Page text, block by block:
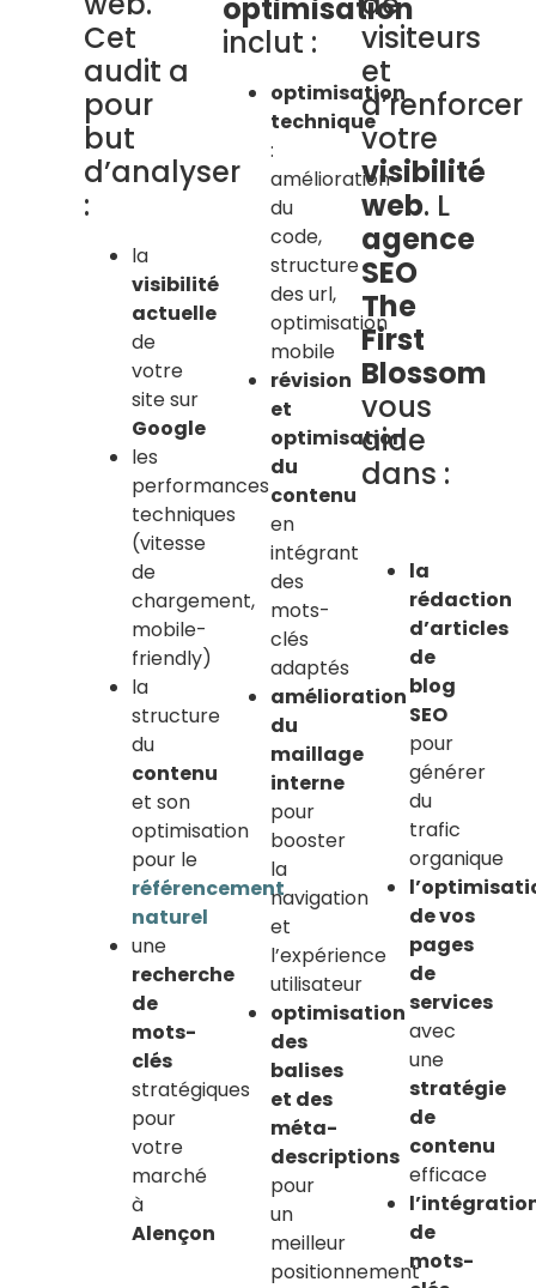
Cet
audit a
pour
but
d’analyser
:
la
visibilité
actuelle
de
votre
site sur
Google
les
performances
techniques
(vitesse
de
chargement,
mobile-
friendly)
la
structure
du
contenu
et son
optimisation
pour le
référencement
naturel
une
recherche
de
mots-
clés
stratégiques
pour
votre
marché
à
Alençon
optimisation
inclut :
optimisation
technique
:
amélioration
du
code,
structure
des url,
optimisation
mobile
révision
et
optimisation
du
contenu
en
intégrant
des
mots-
clés
adaptés
amélioration
du
maillage
interne
pour
booster
la
navigation
et
l’expérience
utilisateur
optimisation
des
balises
et des
méta-
descriptions
pour
un
meilleur
positionnement
visiteurs
et
d’renforcer
votre
visibilité
web. L
agence
SEO
The
First
Blossom
vous
aide
dans :
la
rédaction
d’articles
de
blog
SEO
pour
générer
du
trafic
organique
de vos
pages
de
services
avec
une
stratégie
de
contenu
efficace
de
mots-